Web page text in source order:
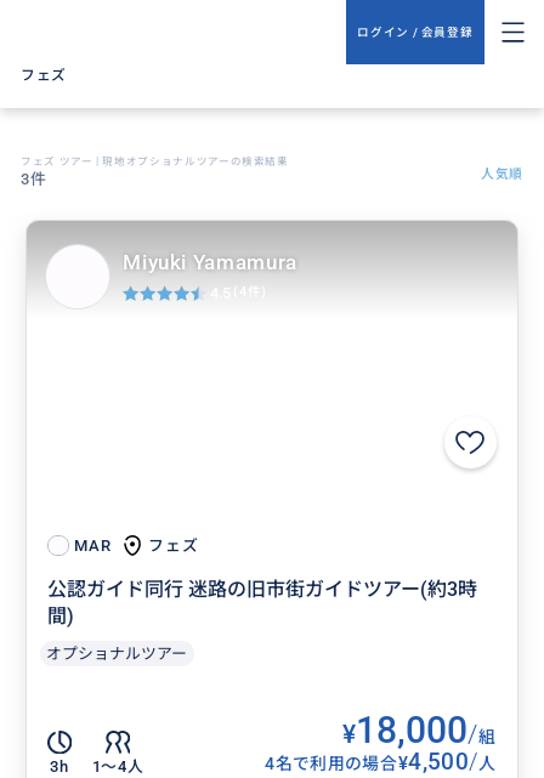
ログイン / 会員登録
フェズ
フェズ ツアー | 現地オプショナルツアーの検索結果
3件 人気順
MAR フェズ
公認ガイド同行 迷路の旧市街ガイドツアー(約3時
間)
オプショナルツアー
3h 1〜4人
¥18,000/組
4名で利用の場合¥4,500/人
Miyuki Yamamura
4.5 (4件)